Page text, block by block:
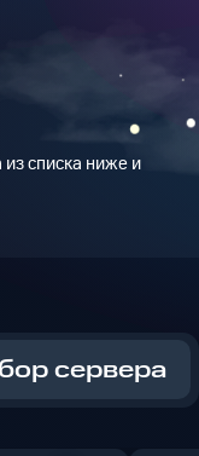
списка ниже и
сервера